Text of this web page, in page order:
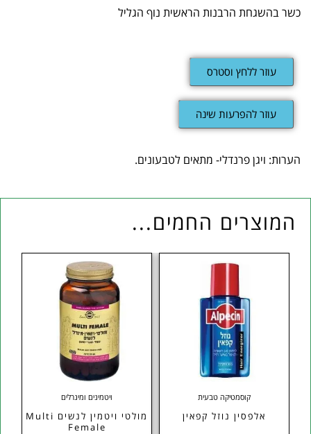
כשר בהשגחת הרבנות הראשית נוף הגליל
עוזר ללחץ וסטרס
עוזר להפרעות שינה
הערות: ויגן פרנדלי- מתאים לטבעונים.
המוצרים החמים...
קוסמטיקה טבעית
אלפסין נוזל קפאין
ויטמינים ומינרלים
מולטי ויטמין לנשים Multi
Female